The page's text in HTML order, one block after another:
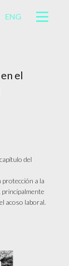
ENG
el
del
protección a la
principalmente
acoso laboral.